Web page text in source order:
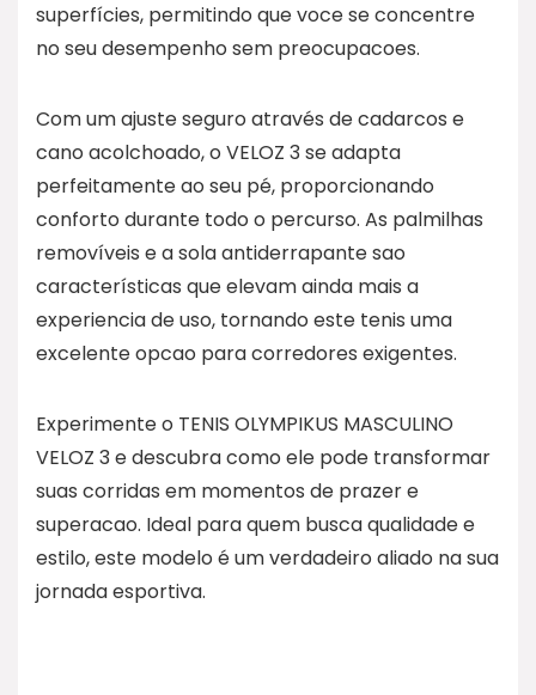
superfícies, permitindo que voce se concentre
no seu desempenho sem preocupacoes.
Com um ajuste seguro através de cadarcos e
cano acolchoado, o VELOZ 3 se adapta
perfeitamente ao seu pé, proporcionando
conforto durante todo o percurso. As palmilhas
removíveis e a sola antiderrapante sao
características que elevam ainda mais a
experiencia de uso, tornando este tenis uma
excelente opcao para corredores exigentes.
Experimente o TENIS OLYMPIKUS MASCULINO
VELOZ 3 e descubra como ele pode transformar
suas corridas em momentos de prazer e
superacao. Ideal para quem busca qualidade e
estilo, este modelo é um verdadeiro aliado na sua
jornada esportiva.